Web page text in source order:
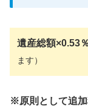
遺産総額×0.53％
ます）
※原則として追加